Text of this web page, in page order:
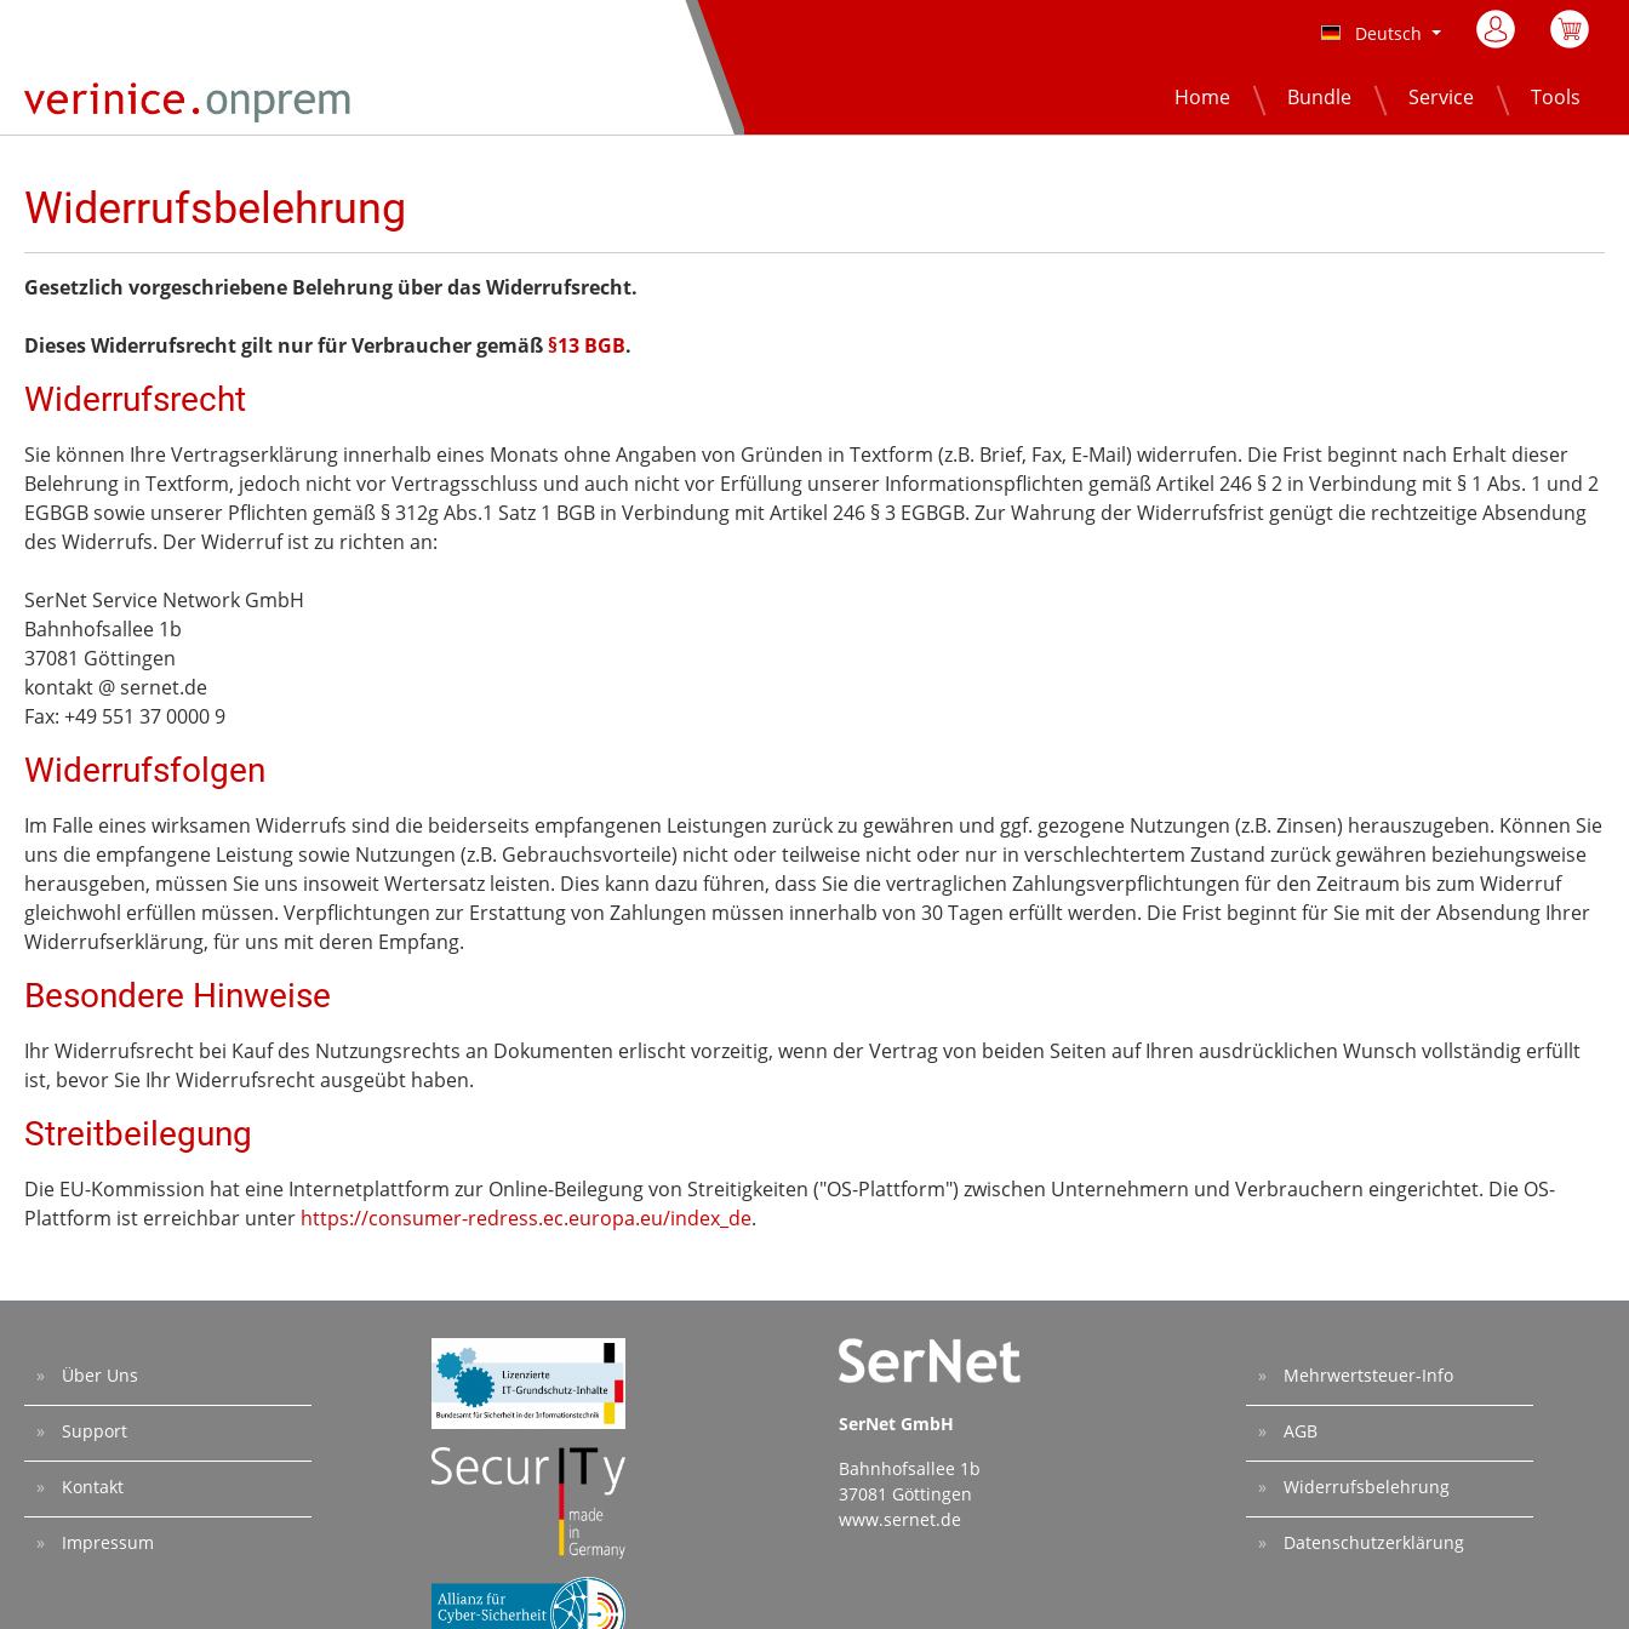
Deutsch
Home Bundle Service Tools
Widerrufsbelehrung
Gesetzlich vorgeschriebene Belehrung über das Widerrufsrecht.
Dieses Widerrufsrecht gilt nur für Verbraucher gemäß§13 BGB.
Widerrufsrecht
Sie können Ihre Vertragserklärung innerhalb eines Monats ohne Angaben von Gründen in Textform (z.B. Brief, Fax, E-Mail) widerrufen. Die Frist beginnt nach Erhalt dieser
Belehrung in Textform, jedoch nicht vor Vertragsschluss und auch nicht vor Erfüllung unserer Informationspflichten gemäß Artikel 246 § 2 in Verbindung mit § 1 Abs. 1 und 2
EGBGB sowie unserer Pflichten gemäß § 312g Abs.1 Satz 1 BGB in Verbindung mit Artikel 246 § 3 EGBGB. Zur Wahrung der Widerrufsfrist genügt die rechtzeitige Absendung
des Widerrufs. Der Widerruf ist zu richten an:
SerNet Service Network GmbH
Bahnhofsallee 1b
37081 Göttingen
kontakt @ sernet.de
Fax: +49 551 37 0000 9
Widerrufsfolgen
Im Falle eines wirksamen Widerrufs sind die beiderseits empfangenen Leistungen zurück zu gewähren und ggf. gezogene Nutzungen (z.B. Zinsen) herauszugeben. Können Sie
uns die empfangene Leistung sowie Nutzungen (z.B. Gebrauchsvorteile) nicht oder teilweise nicht oder nur in verschlechtertem Zustand zurück gewähren beziehungsweise
herausgeben, müssen Sie uns insoweit Wertersatz leisten. Dies kann dazu führen, dass Sie die vertraglichen Zahlungsverpflichtungen für den Zeitraum bis zum Widerruf
gleichwohl erfüllen müssen. Verpflichtungen zur Erstattung von Zahlungen müssen innerhalb von 30 Tagen erfüllt werden. Die Frist beginnt für Sie mit der Absendung Ihrer
Widerrufserklärung, für uns mit deren Empfang.
Besondere Hinweise
Ihr Widerrufsrecht bei Kauf des Nutzungsrechts an Dokumenten erlischt vorzeitig, wenn der Vertrag von beiden Seiten auf Ihren ausdrücklichen Wunsch vollständig erfüllt
ist, bevor Sie Ihr Widerrufsrecht ausgeübt haben.
Streitbeilegung
Die EU-Kommission hat eine Internetplattform zur Online-Beilegung von Streitigkeiten ("OS-Plattform") zwischen Unternehmern und Verbrauchern eingerichtet. Die OS-
Plattform ist erreichbar unter https://consumer-redress.ec.europa.eu/index_de.
Über Uns
Support
Kontakt
Impressum
SerNet GmbH
Bahnhofsallee 1b
37081 Göttingen
www.sernet.de
Mehrwertsteuer-Info
AGB
Widerrufsbelehrung
Datenschutzerklärung